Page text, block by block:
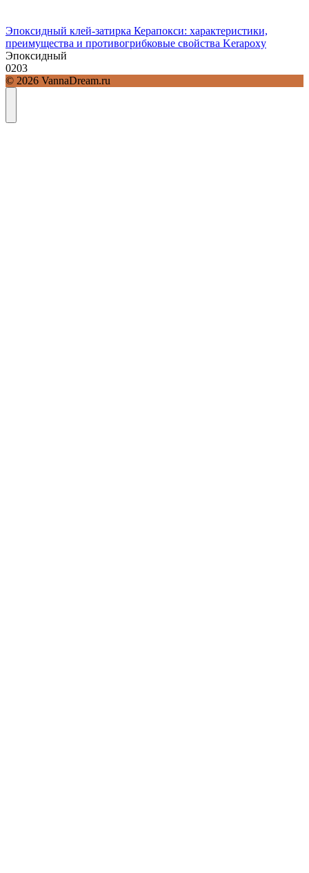
Эпоксидный клей-затирка Керапокси: характеристики,
преимущества и противогрибковые свойства Kerapoxy
Эпоксидный
0203
© 2026 VannaDream.ru